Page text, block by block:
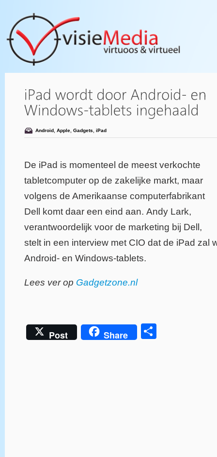
Android Apple Gadgets iPad
De iPad is momenteel de meest verkochte
tabletcomputer op de zakelijke markt, maar
volgens de Amerikaanse computerfabrikant
Dell komt daar een eind aan. Andy Lark,
verantwoordelijk voor de marketing bij Dell,
stelt in een interview met CIO dat de iPad zal
Android- en Windows-tablets.
Lees ver op Gadgetzone.nl
Post Share